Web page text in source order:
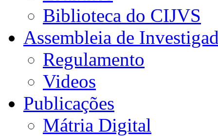
Biblioteca do CIJVS
Assembleia de
Regulamento
Videos
Publicações
Mátria Digital